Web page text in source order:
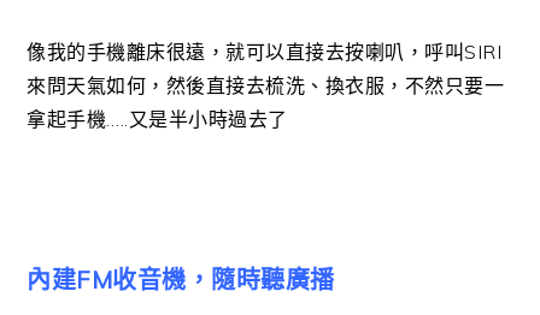
像我的手機離床很遠，就可以直接去按喇叭，呼叫SIRI
來問天氣如何，然後直接去梳洗、換衣服，不然只要一
拿起手機…..又是半小時過去了
內建FM收音機，隨時聽廣播